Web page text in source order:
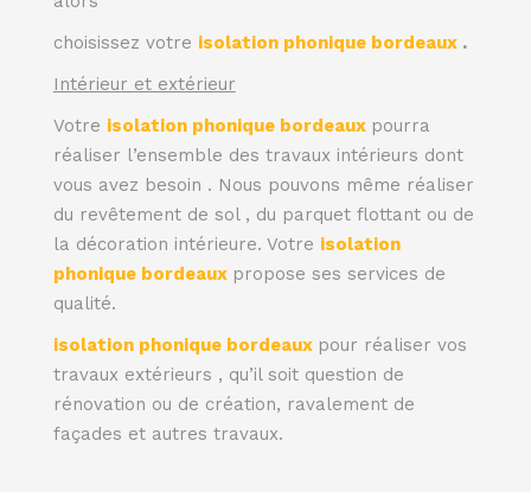
choisissez votre isolation phonique bordeaux.
Intérieur et extérieur
Votre isolation phonique bordeaux pourra
réaliser l’ensemble des travaux intérieurs dont
vous avez besoin . Nous pouvons même réaliser
du revêtement de sol , du parquet flottant ou de
la décoration intérieure. Votre isolation
phonique bordeaux propose ses services de
qualité.
isolation phonique bordeaux pour réaliser vos
travaux extérieurs , qu’il soit question de
rénovation ou de création, ravalement de
façades et autres travaux.